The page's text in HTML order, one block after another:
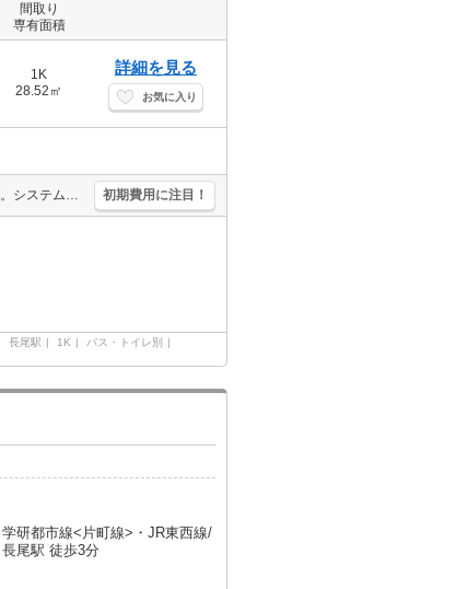
間取り
専有面積
1K
28.52㎡
詳細を見る
お気に入り
駅近くでラクラク便利。角部屋。インターネット無料。TVインターホン付き。システムキッチン。温水洗浄便座付き。独立洗面台が便利。設備充実で快適な1人暮らしを満喫。オンライン対応可。オススメ物件。 初期費用に注目！
長尾駅 1K
バス・トイレ別
学研都市線<片町線>・JR東西線/
長尾駅 徒歩3分